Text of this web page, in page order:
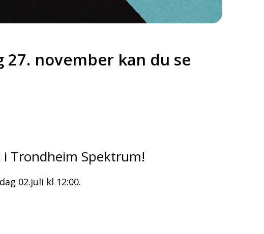
november kan du se
i Trondheim Spektrum!
02.juli kl 12:00.